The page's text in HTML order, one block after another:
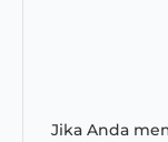
Jika Anda